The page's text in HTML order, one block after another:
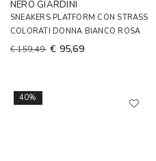
NERO GIARDINI
SNEAKERS PLATFORM CON STRASS
COLORATI DONNA BIANCO ROSA
€ 159,49 € 95,69
40%